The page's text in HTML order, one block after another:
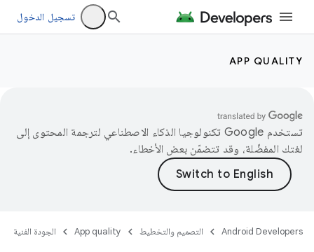
تسجيل الدخول
APP QUALITY
تستخدم Google تكنولوجيا الذكاء الاصطناعي لترجمة المحتوى إلى
لغتك المفضّلة، وقد تتضمّن بعض الأخطاء.
Android Developers التصميم والتخطيط App quality الجودة الفنية